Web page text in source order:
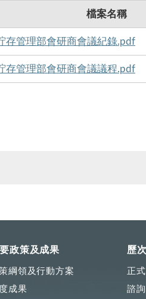
檔案名稱
存管理部會研商會議紀錄.pdf
存管理部會研商會議議程.pdf
政策及成果
綱領及行動方案
成果
歷
正
諮